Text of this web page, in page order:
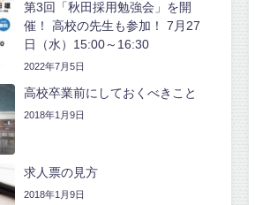
第3回「秋田採用勉強会」を開
催！ 高校の先生も参加！ 7月27
日（水）15:00～16:30
2022年7月5日
高校卒業前にしておくべきこと
2018年1月9日
求人票の見方
2018年1月9日